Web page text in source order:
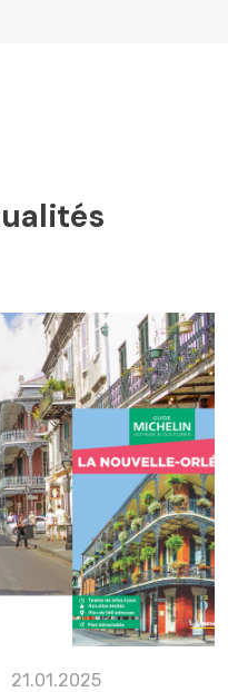
21.01.2025